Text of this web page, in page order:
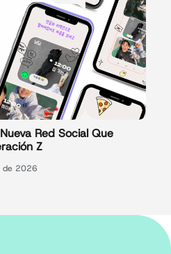
Red Social Que
Z
de 2026